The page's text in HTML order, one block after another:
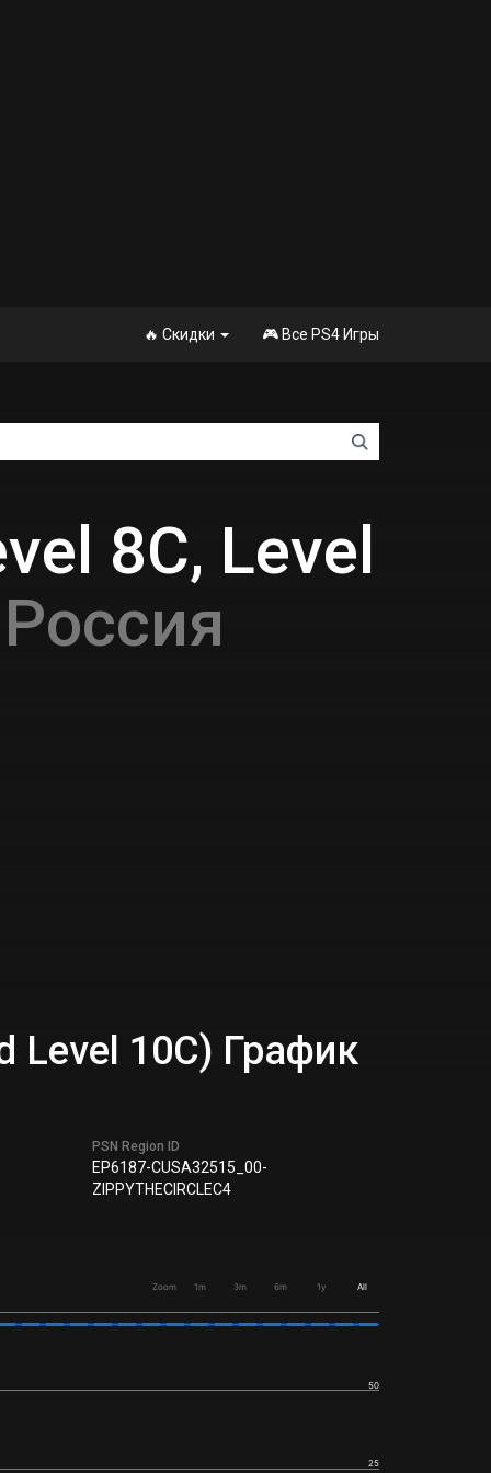
🔥 Скидки 🎮 Все PS4 Игры
8C, Level
Level 10C) График
PSN Region ID
EP6187-CUSA32515_00-
ZIPPYTHECIRCLEC4
Zoom 1m 3m 6m 1y All
25
50